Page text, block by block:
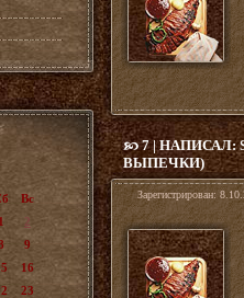
Вс
1
2
9
16
23
7 | НАПИСАЛ:
ВЫПЕЧКИ)
Зарегистрирован: